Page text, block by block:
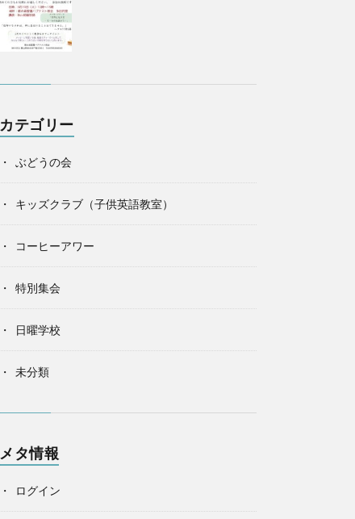
カテゴリー
ぶどうの会
キッズクラブ（子供英語教室）
コーヒーアワー
特別集会
日曜学校
未分類
メタ情報
ログイン